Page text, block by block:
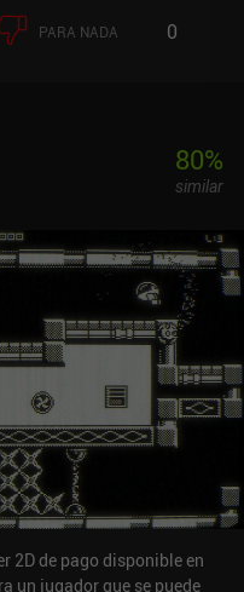
PARA NADA 0
80%
similar
2D de pago disponible en
un jugador que se puede